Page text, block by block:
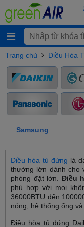
Trang chủ Điều Hòa
Samsung
Điều hòa tủ đứng là
thường lớn dành cho
phòng đặt lớn. Điều
phù hợp với mọi
36000BTU đến
nóng, hệ thống ống
Điều hòa tủ đứng